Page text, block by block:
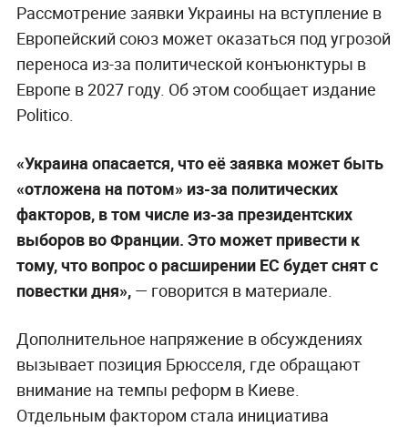
Рассмотрение заявки Украины на вступление в
Европейский союз может оказаться под угрозой
переноса из-за политической конъюнктуры в
Европе в 2027 году. Об этом сообщает издание
Politico.
«Украина опасается, что её заявка может быть
«отложена на потом» из-за политических
факторов, в том числе из-за президентских
выборов во Франции. Это может привести к
тому, что вопрос о расширении ЕС будет снят с
повестки дня»,— говорится в материале.
Дополнительное напряжение в обсуждениях
вызывает позиция Брюсселя, где обращают
внимание на темпы реформ в Киеве.
Отдельным фактором стала инициатива